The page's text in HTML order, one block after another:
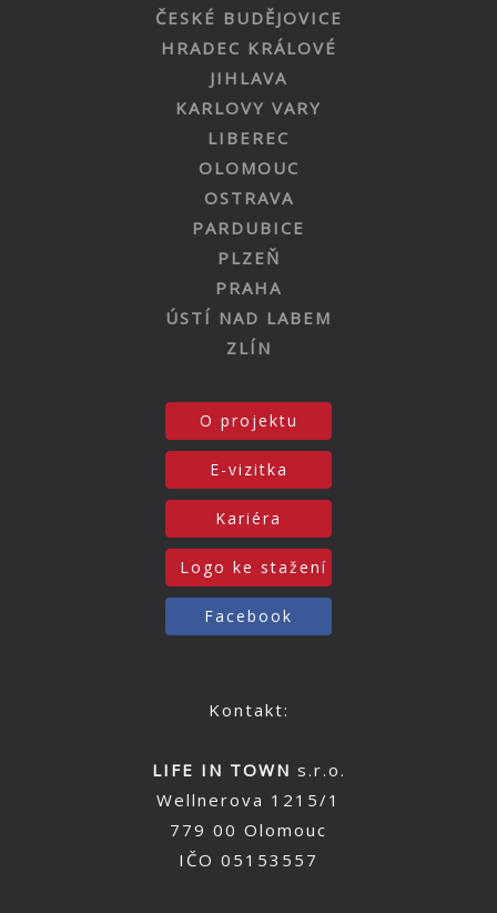
ČESKÉ BUDĚJOVICE
HRADEC KRÁLOVÉ
JIHLAVA
KARLOVY VARY
LIBEREC
OLOMOUC
OSTRAVA
PARDUBICE
PLZEŇ
PRAHA
ÚSTÍ NAD LABEM
ZLÍN
O projektu
E-vizitka
Kariéra
Logo ke stažení
Facebook
Kontakt:
LIFE IN TOWN s.r.o.
Wellnerova 1215/1
779 00 Olomouc
IČO 05153557